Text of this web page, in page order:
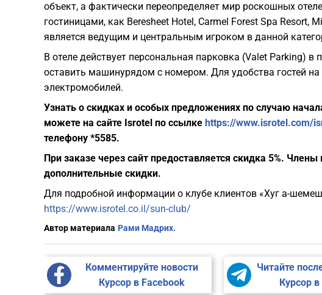
объект, а фактически переопределяет мир роскошных
гостиницами, как Beresheet Hotel, Carmel Forest Spa Resort,
является ведущим и центральным игроком в данной
В отеле действует персональная парковка (Valet Parking)
оставить машинурядом с номером. Для удобства гостей на
электромобилей.
Узнать о скидках и особых предложениях по случаю
можете на сайте Isrotel по ссылке https://www.isrotel.com/
телефону *5585.
При заказе через сайт предоставляется скидка 5%. Члены
дополнительные скидки.
Для подробной информации о клубе клиентов «Хуг а-
https://www.isrotel.co.il/sun-club/
Автор материала Рами Мадрих.
Комментируйте новости
Курсор в Facebook
Читайте
Курсор